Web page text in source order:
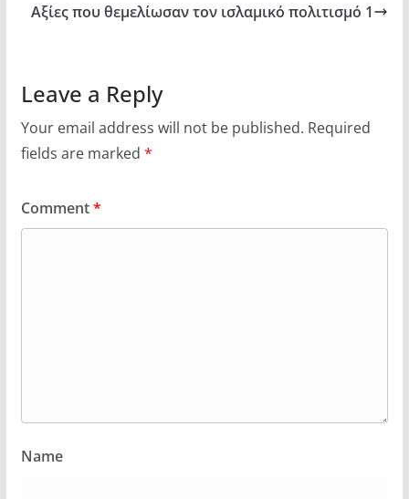
Αξίες που θεμελίωσαν τον ισλαμικό πολιτισμό 1
Leave a Reply
Your email address will not be published. Required
fields are marked *
Comment*
Name